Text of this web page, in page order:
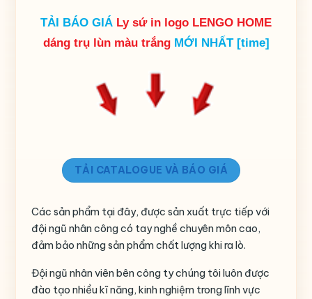
TẢI BÁO GIÁ Ly sứ in logo LENGO HOME
dáng trụ lùn màu trắng MỚI NHẤT [time]
TẢI CATALOGUE VÀ BÁO GIÁ
Các sản phẩm tại đây, được sản xuất trực tiếp với
đội ngũ nhân công có tay nghề chuyên môn cao,
đảm bảo những sản phẩm chất lượng khi ra lò.
Đội ngũ nhân viên bên công ty chúng tôi luôn được
đào tạo nhiều kĩ năng, kinh nghiệm trong lĩnh vực